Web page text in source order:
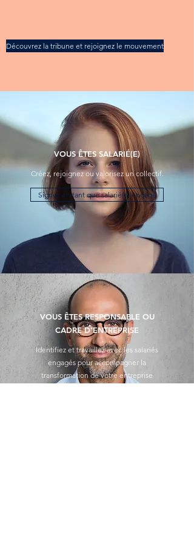
Découvrez la tribune et rejoignez le mouvement
VOUS ÊTES SALARIÉ(E)
Créez, rejoignez ou valorisez un collectif.
Signez en tant que salarié(e) engagé
VOUS ÊTES RESPONSABLE OU
CADRE D'ENTREPRISE
Identifiez et travaillez avec les salariés
engagés pour accompagner la
transformation de votre entreprise